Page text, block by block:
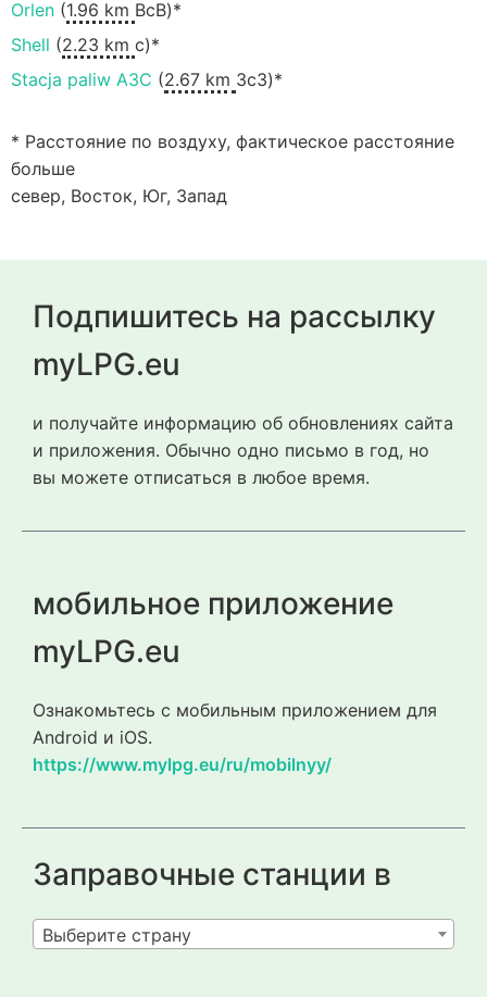
Orlen (1.96 km ВсВ)*
Shell (2.23 km с)*
Stacja paliw A3C (2.67 km ЗсЗ)*
* Расстояние по воздуху, фактическое расстояние
больше
север, Восток, Юг, Запад
Подпишитесь на рассылку
myLPG.eu
и получайте информацию об обновлениях сайта
и приложения. Обычно одно письмо в год, но
вы можете отписаться в любое время.
мобильное приложение
myLPG.eu
Ознакомьтесь с мобильным приложением для
Android и iOS.
https://www.mylpg.eu/ru/mobilnyy/
Заправочные станции в
Выберите страну